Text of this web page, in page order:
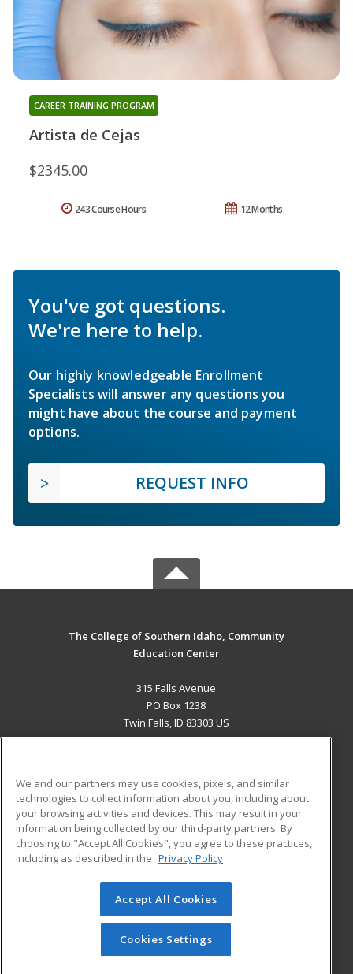
Artista de Cejas
CAREER TRAINING PROGRAM
$2345.00
12 Months
243 Course Hours
You've got questions.
We're here to help.
Our highly knowledgeable Enrollment
Specialists will answer any questions you
might have about the course and payment
options.
REQUEST INFO
The College of Southern Idaho, Community
Education Center
315 Falls Avenue
PO Box 1238
Twin Falls, ID 83303 US
ADDITIONAL RESOURCES
Military
Financial Assistance
Help
Student Blog
© 2026 ed2go, a division of Cengage Learning. All rights
reserved. The material on this site cannot be reproduced or
redistributed unless you have obtained prior written
permission from Cengage Learning.Privacy Policy
We and our partners may use cookies, pixels, and similar
technologies to collect information about you, including about
your browsing activities and devices. This may result in your
information being collected by our third-party partners. By
choosing to "Accept All Cookies", you agree to these practices,
including as described in the Privacy Policy
Accept All Cookies
Cookies Settings